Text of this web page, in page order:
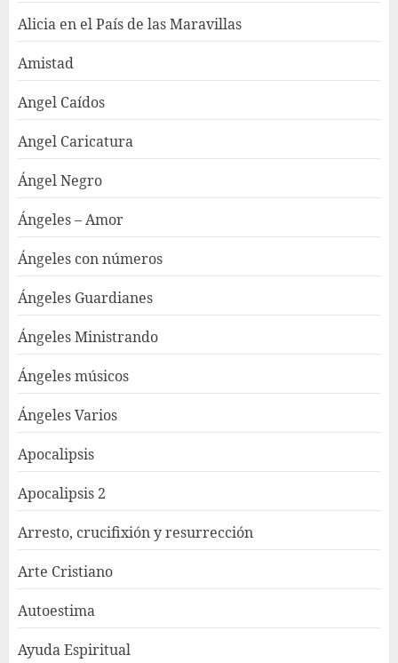
Alicia en el País de las Maravillas
Amistad
Angel Caídos
Angel Caricatura
Ángel Negro
Ángeles – Amor
Ángeles con números
Ángeles Guardianes
Ángeles Ministrando
Ángeles músicos
Ángeles Varios
Apocalipsis
Apocalipsis 2
Arresto, crucifixión y resurrección
Arte Cristiano
Autoestima
Ayuda Espiritual